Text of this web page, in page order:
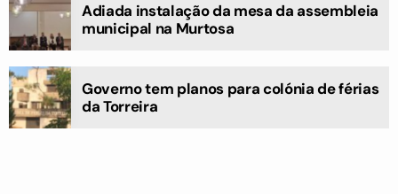
Adiada instalação da mesa da assembleia
municipal na Murtosa
Governo tem planos para colónia de férias
da Torreira